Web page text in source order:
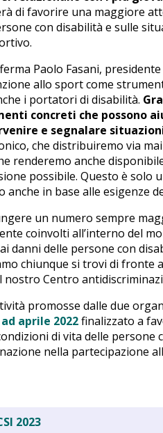
di favorire una maggiore
con disabilità e sulle
Paolo Fasani,
allo sport come
i portatori di disabilità.
concreti che possono
e segnalare
che distribuiremo via
renderemo anche
possibile. Questo è solo
in base alle esigenze
un numero sempre
coinvolti all’interno del
danni delle persone con
chiunque si trovi di fronte
Centro
promosse dalle due
aprile 2022finalizzato a
di vita delle persone
nella partecipazione
2023